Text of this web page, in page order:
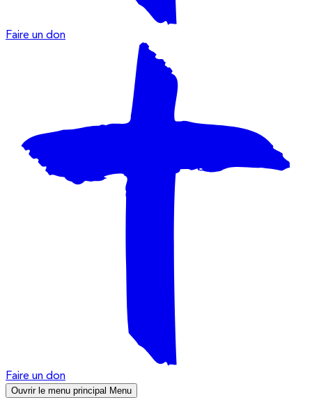
Faire un don
Faire un don
Ouvrir le menu principal Menu